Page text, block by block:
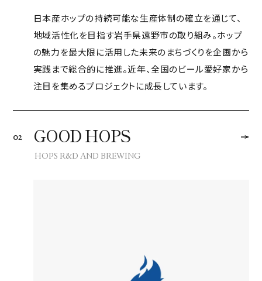
日本産ホップの持続可能な生産体制の確立を通じて、
地域活性化を目指す岩手県遠野市の取り組み。ホップ
の魅力を最大限に活用した未来のまちづくりを企画から
実践まで総合的に推進。近年、全国のビール愛好家から
注目を集めるプロジェクトに成長しています。
02 GOOD HOPS
HOPS R&D AND BREWING